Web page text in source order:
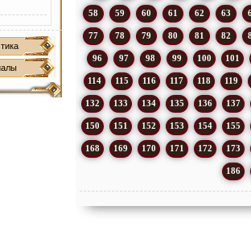
58 59 60 61 62 63
77 78 79 80 81 82
96 97 98 99 100 101
114 115 116 117 118 119
132 133 134 135 136 137
150 151 152 153 154 155
168 169 170 171 172 173
186